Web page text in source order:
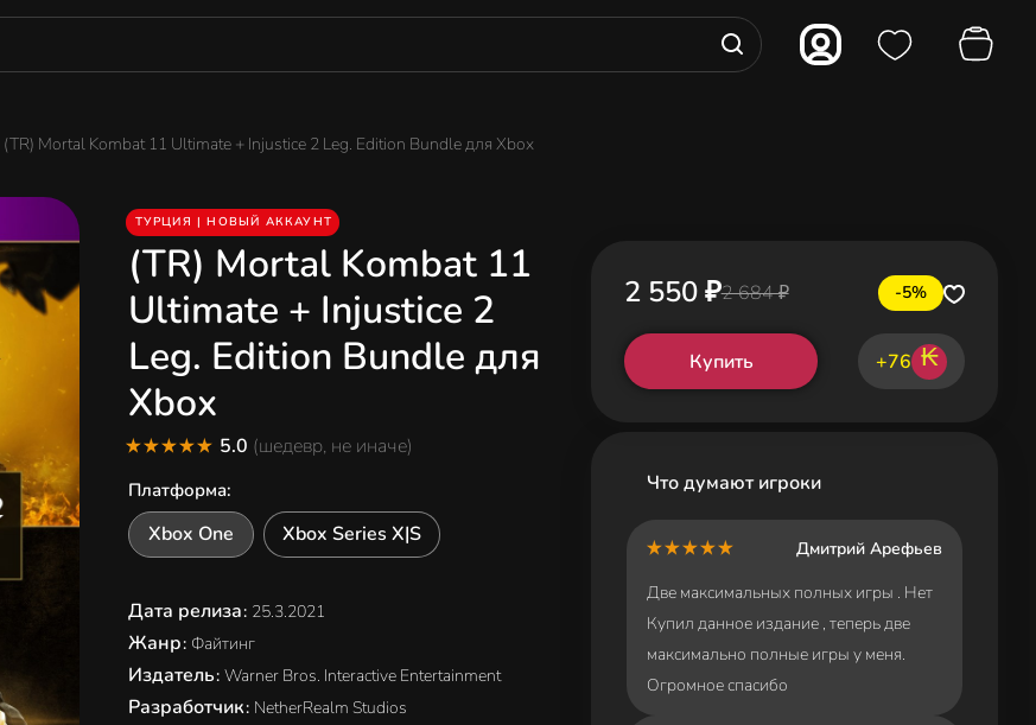
(TR) Mortal Kombat 11 Ultimate + Injustice 2 Leg. Edition Bundle для Xbox
ТУРЦИЯ | НОВЫЙ АККАУНТ
(TR) Mortal Kombat 11
Ultimate + Injustice 2
Leg. Edition Bundle для
Xbox
5.0 (шедевр, не иначе)
Платформа:
Xbox One Xbox Series X|S
Дата релиза: 25.3.2021
Жанр: Файтинг
Издатель: Warner Bros. Interactive Entertainment
Разработчик: NetherRealm Studios
2 550 ₽2 684 ₽ -5%
Купить +76 ₭
Что думают игроки
Дмитрий Арефьев
Две максимальных полных игры . Нет
Купил данное издание , теперь две
максимально полные игры у меня.
Огромное спасибо